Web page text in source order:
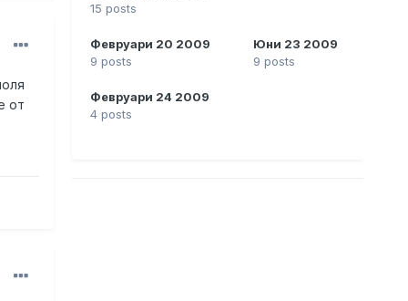
от
15 posts
Февруари 20 2009
9 posts
Юни 23 2009
9 posts
Февруари 24 2009
4 posts